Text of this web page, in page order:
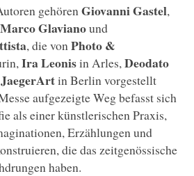
gehören GiovanniGastel,
MarcoGlavianound
, die von Photo &
IraLeonisin Arles, Deodato
JaegerArtin Berlin vorgestellt
aufgezeigte Weg befasst sich
als einer künstlerischen Praxis,
Erzählungen und
die das zeitgenössische
haben.